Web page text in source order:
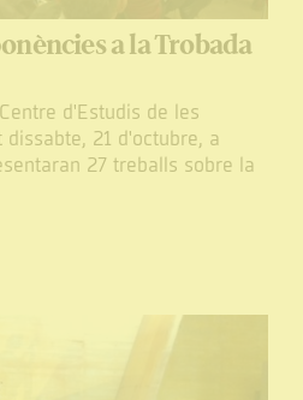
a la Trobada
d'Estudis de les
21 d'octubre, a
27 treballs sobre la